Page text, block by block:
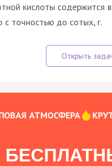
кислоты содержится
точностью до сотых, г.
АТМОСФЕРА